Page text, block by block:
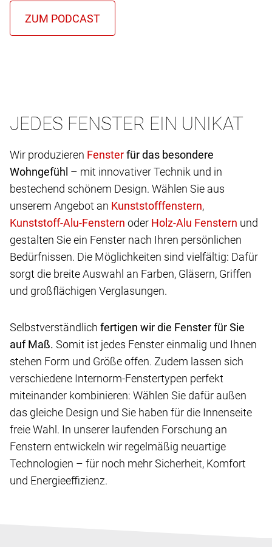
JEDES FENSTER EIN UNIKAT
Wir produzieren
für das besondere
Wohngefühl – mit innovativer Technik und in
bestechend schönem Design. Wählen Sie aus
unserem Angebot an
,
oder
und
gestalten Sie ein Fenster nach Ihren persönlichen
Bedürfnissen. Die Möglichkeiten sind vielfältig: Dafür
sorgt die breite Auswahl an Farben, Gläsern, Griffen
und großflächigen Verglasungen.
Selbstverständlich fertigen wir die Fenster für Sie
auf Maß. Somit ist jedes Fenster einmalig und Ihnen
stehen Form und Größe offen. Zudem lassen sich
verschiedene Internorm-Fenstertypen perfekt
miteinander kombinieren: Wählen Sie dafür außen
das gleiche Design und Sie haben für die Innenseite
freie Wahl. In unserer laufenden Forschung an
Fenstern entwickeln wir regelmäßig neuartige
Technologien – für noch mehr Sicherheit, Komfort
und Energieeffizienz.